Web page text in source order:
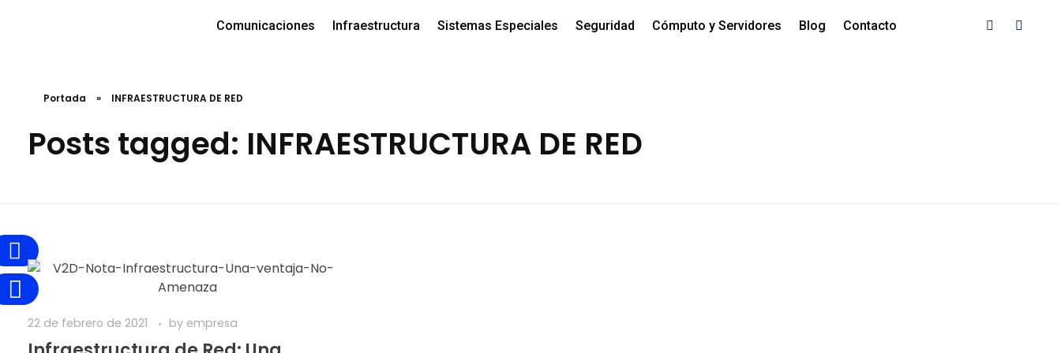
Comunicaciones Infraestructura Sistemas Especiales Seguridad Cómputo y Servidores Blog Contacto
Portada » INFRAESTRUCTURA DE RED
Posts tagged: INFRAESTRUCTURA DE RED
22 de febrero de 2021 by empresa